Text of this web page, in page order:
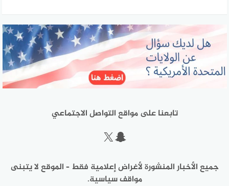
تابعنا على مواقع التواصل الاجتماعي
سناب شات
إكس
جميع الأخبار المنشورة لأغراض إعلامية فقط – الموقع لا يتبنى
مواقف سياسية.